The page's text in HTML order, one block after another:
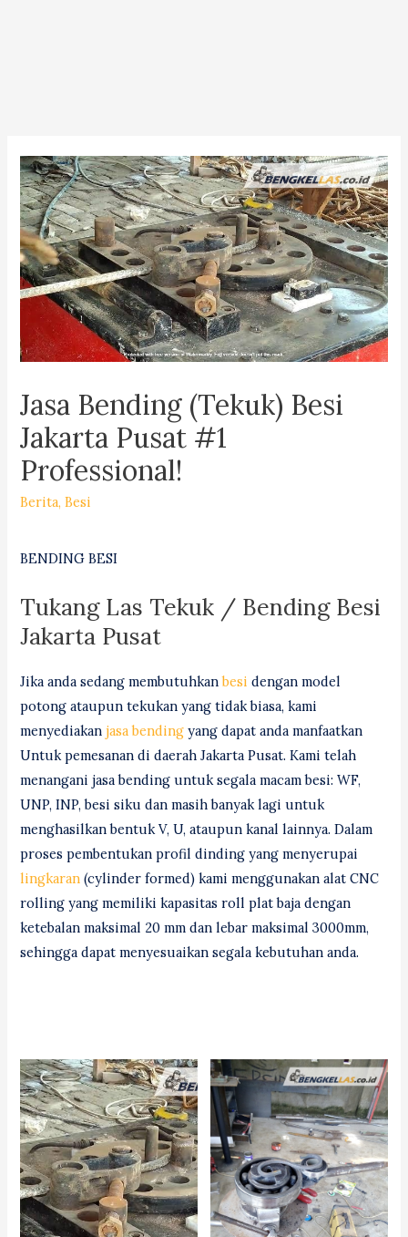
Jasa Bending (Tekuk) Besi
Jakarta Pusat #1
Professional!
Berita,Besi
BENDING BESI
Tukang Las Tekuk / Bending Besi
Jakarta Pusat
Jika anda sedang membutuhkanbesi dengan model
potong ataupun tekukan yang tidak biasa, kami
menyediakanjasa bending yang dapat anda manfaatkan
Untuk pemesanan di daerah Jakarta Pusat. Kami telah
menangani jasa bending untuk segala macam besi: WF,
UNP, INP, besi siku dan masih banyak lagi untuk
menghasilkan bentuk V, U, ataupun kanal lainnya. Dalam
proses pembentukan profil dinding yang menyerupai
lingkaran (cylinder formed) kami menggunakan alat CNC
rolling yang memiliki kapasitas roll plat baja dengan
ketebalan maksimal 20 mm dan lebar maksimal 3000mm,
sehingga dapat menyesuaikan segala kebutuhan anda.